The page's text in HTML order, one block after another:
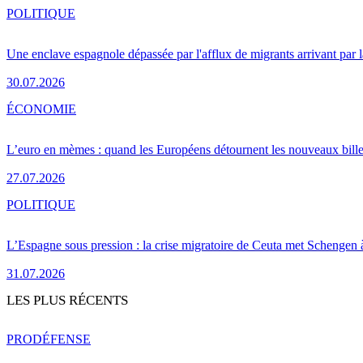
Une enclave espagnole dépassée par l'afflux de migrants arrivant par
30.07.2026
POLITIQUE
L’euro en mèmes : quand les Européens détournent les nouveaux
27.07.2026
ÉCONOMIE
L’Espagne sous pression : la crise migratoire de Ceuta met Schengen
31.07.2026
POLITIQUE
LES PLUS RÉCENTS
PRODÉFENSE